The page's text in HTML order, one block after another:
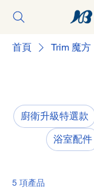
首頁 Trim 魔方
廚衛升級特選款
浴室配件
5 項產品